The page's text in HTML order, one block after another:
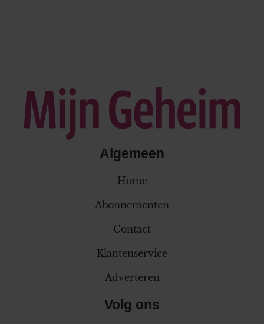
Algemeen
Home
Abonnementen
Contact
Klantenservice
Adverteren
Volg ons